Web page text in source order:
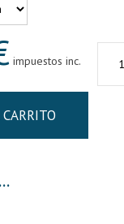
impuestos inc.
TÉCNICA